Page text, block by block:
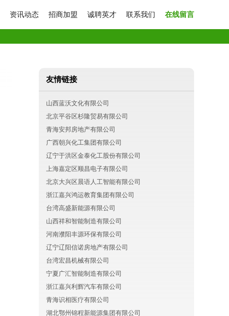
资讯动态 招商加盟 诚聘英才 联系我们 在线留言
友情链接
山西蓝沃文化有限公司
北京平谷区杉隆贸易有限公司
青海安邦房地产有限公司
广西朝兴化工集团有限公司
辽宁于洪区金泰化工股份有限公司
上海嘉定区顺昌电子有限公司
北京大兴区晨语人工智能有限公司
浙江嘉兴鸿运教育集团有限公司
台湾高盛新能源有限公司
山西祥和智能制造有限公司
河南濮阳丰源环保有限公司
辽宁辽阳信诺房地产有限公司
台湾宏昌机械有限公司
宁夏广汇智能制造有限公司
浙江嘉兴利辉汽车有限公司
青海识相医疗有限公司
湖北鄂州锦程新能源集团有限公司